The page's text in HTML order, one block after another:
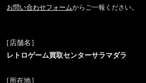
お問い合わせフォームからご一報ください。
[店舗名]
レトロゲーム買取センターサラマダラ
[所在地]